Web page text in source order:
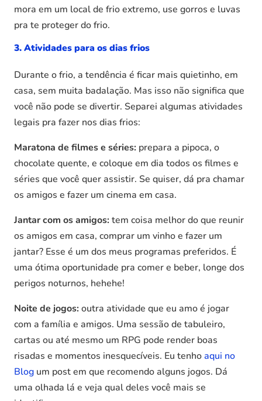
mora em um local de frio extremo, use gorros e luvas
pra te proteger do frio.
3. Atividades para os dias frios
Durante o frio, a tendência é ficar mais quietinho, em
casa, sem muita badalação. Mas isso não significa que
você não pode se divertir. Separei algumas atividades
legais pra fazer nos dias frios:
Maratona de filmes e séries: prepara a pipoca, o
chocolate quente, e coloque em dia todos os filmes e
séries que você quer assistir. Se quiser, dá pra chamar
os amigos e fazer um cinema em casa.
Jantar com os amigos:tem coisa melhor do que reunir
os amigos em casa, comprar um vinho e fazer um
jantar? Esse é um dos meus programas preferidos. É
uma ótima oportunidade pra comer e beber, longe dos
perigos noturnos, hehehe!
Noite de jogos:outra atividade que eu amo é jogar
com a família e amigos. Uma sessão de tabuleiro,
cartas ou até mesmo um RPG pode render boas
risadas e momentos inesquecíveis. Eu tenhoaqui no
Blog um post em que recomendo alguns jogos. Dá
uma olhada lá e veja qual deles você mais se